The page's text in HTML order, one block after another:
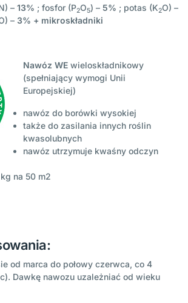
– 13% ; fosfor (P2O5) – 5% ; potas (K2O) –
– 3% + mikroskładniki
Nawóz WE wieloskładnikowy
(spełniający wymogi Unii
Europejskiej)
nawóz do borówki wysokiej
także do zasilania innych roślin
kwasolubnych
nawóz utrzymuje kwaśny odczyn
na 50 m2
od marca do połowy czerwca, co 4
Dawkę nawozu uzależniać od wieku